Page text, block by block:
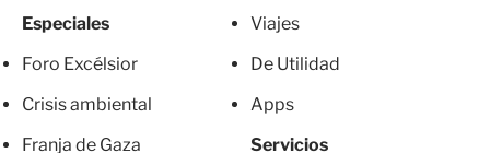
Especiales
Foro Excélsior
Crisis ambiental
Franja de Gaza
Viajes
De Utilidad
Apps
Servicios